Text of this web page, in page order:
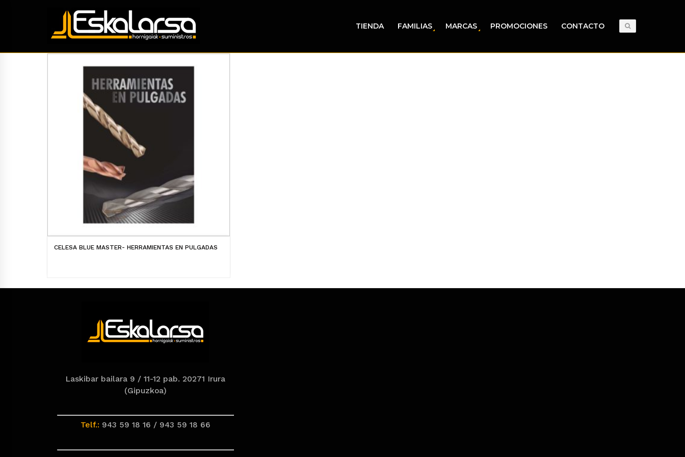
TIENDA FAMILIAS MARCAS PROMOCIONES CONTACTO
CELESA BLUE MASTER- HERRAMIENTAS EN PULGADAS
Laskibar bailara 9 / 11-12 pab. 20271 Irura
(Gipuzkoa)
Telf.: 943 59 18 16 / 943 59 18 66